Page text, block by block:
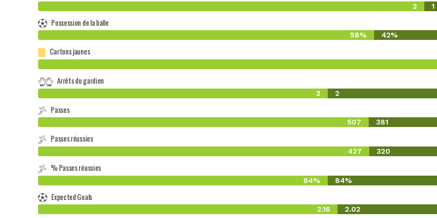
2 1
Possession de la balle
58% 42%
Cartons jaunes
Arrêts du gardien
2 2
Passes
507 381
Passes réussies
427 320
% Passes réussies
84% 84%
Expected Goals
2.16 2.02